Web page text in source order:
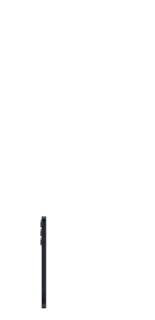
thumbnails. Selecting a